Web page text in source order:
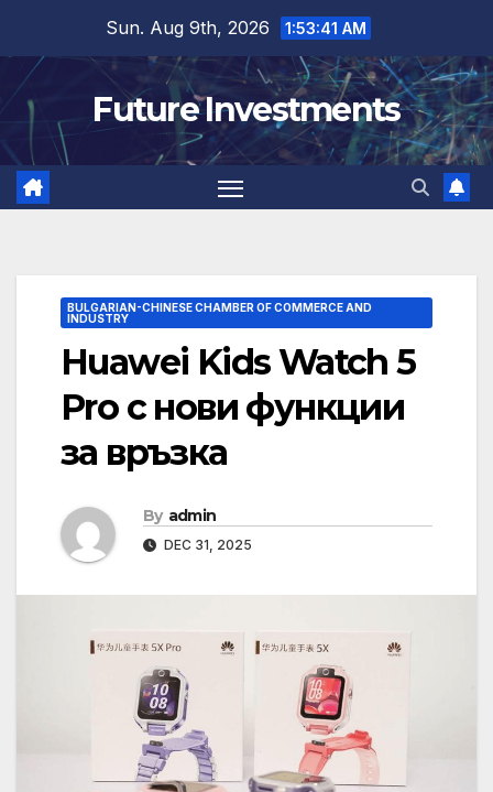
content
Sun. Aug 9th, 2026 1:53:42 AM
Future Investments
BULGARIAN-CHINESE CHAMBER OF COMMERCE AND
INDUSTRY
Huawei Kids Watch 5
Pro с нови функции
за връзка
By admin
DEC 31, 2025